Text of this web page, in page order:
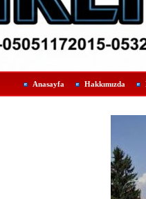
Anasayfa Hakkımızda